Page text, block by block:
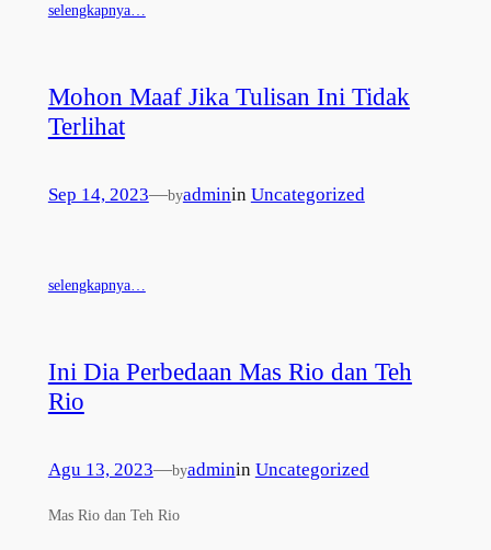
selengkapnya…
Mohon Maaf Jika Tulisan Ini Tidak
Terlihat
Sep 14, 2023—byadminin Uncategorized
selengkapnya…
Ini Dia Perbedaan Mas Rio dan Teh
Rio
Agu 13, 2023—byadminin Uncategorized
Mas Rio dan Teh Rio